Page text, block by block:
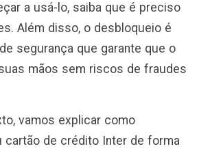
a usá-lo, saiba que é preciso
Além disso, o desbloqueio é
segurança que garante que o
mãos sem riscos de fraudes
vamos explicar como
cartão de crédito Inter de forma